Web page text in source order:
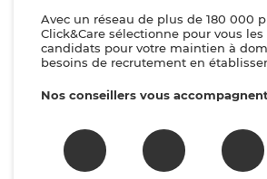
Avec un réseau de plus de 180 000
Click&Care sélectionne pour vous
candidats pour votre maintien à
besoins de recrutement en
Nos conseillers vous